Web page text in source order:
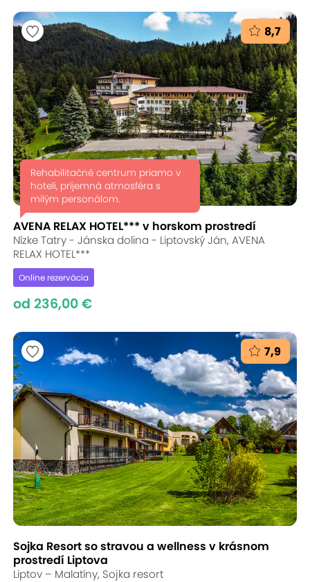
8,7
Rehabilitačné centrum priamo v
hoteli, príjemná atmosféra s
milým personálom.
AVENA RELAX HOTEL*** v horskom prostredí
Nízke Tatry - Jánska dolina - Liptovský Ján, AVENA
RELAX HOTEL***
Online rezervácia
od 236,00 €
7,9
Sojka Resort so stravou a wellness v krásnom
prostredí Liptova
Liptov – Malatíny, Sojka resort